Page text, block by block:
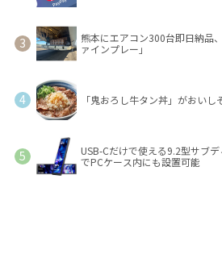
熊本にエアコン300台即日納品
ァインプレー」
「鬼おろし牛タン丼」がおい
USB-Cだけで使える9.2型サブ
でPCケース内にも設置可能